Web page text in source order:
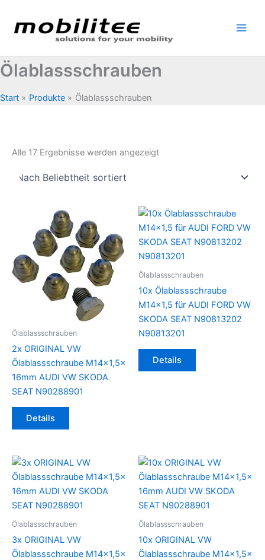
Inhalt
springen
Ölablassschrauben
Start Produkte Ölablassschrauben
Alle 17 Ergebnisse werden angezeigtNach
Ölablassschrauben
2x ORIGINAL VW
Ölablassschraube M14x1,5x
16mm AUDI VW SKODA
SEAT N90288901
Details
Ölablassschrauben
10x Ölablassschraube
M14x1,5 für AUDI FORD VW
SKODA SEAT N90813202
N90813201
Details
Ölablassschrauben
3x ORIGINAL VW
Ölablassschraube M14x1,5x
Ölablassschrauben
10x ORIGINAL VW
Ölablassschraube M14x1,5x